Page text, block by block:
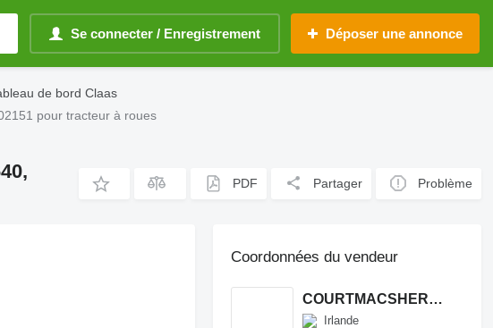
Se connecter / Enregistrement Déposer une annonce
de bord Claas
pour tracteur à roues
PDF Partager Problème
Coordonnées du vendeur
COURTMACSHERRY MACHINERY LTD
Irlande